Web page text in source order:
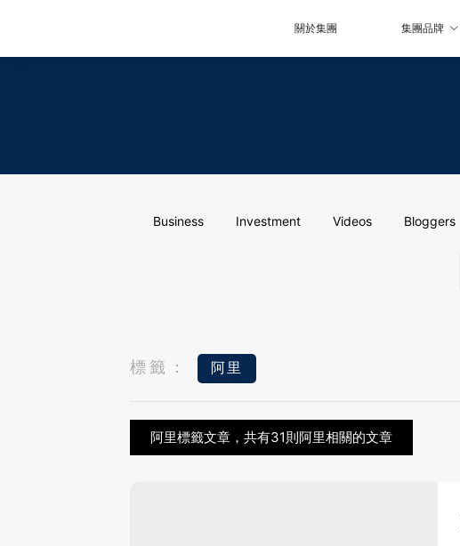
關於集團 集團品牌
Business Investment Videos Bloggers
標籤： 阿里
阿里標籤文章，共有31則阿里相關的文章